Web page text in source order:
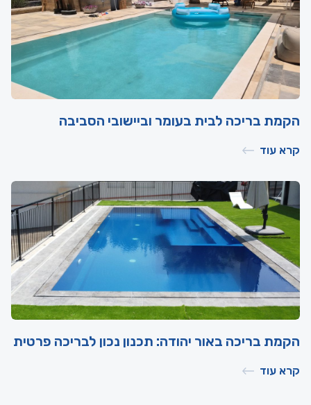
הקמת בריכה לבית בעומר וביישובי הסביבה
קרא עוד
הקמת בריכה באור יהודה: תכנון נכון לבריכה פרטית
קרא עוד